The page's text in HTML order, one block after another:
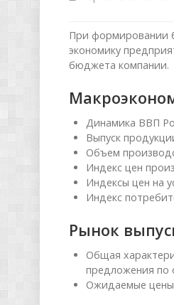
При формировании
экономику
бюджета компании.
Динамика ВВП
Выпуск
Объем
Индекс цен
Индексы цен на
Индекс
Рынок
Общая
предложения по
Ожидаемые цены